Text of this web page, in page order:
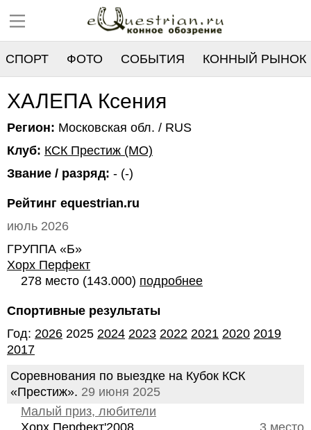
СПОРТ ФОТО СОБЫТИЯ КОННЫЙ РЫНОК
РЕЕСТР
ХАЛЕПА Ксения
Регион: Московская обл. / RUS
Клуб: КСК Престиж (МО)
Звание / разряд: - (-)
Рейтинг equestrian.ru
июль 2026
ГРУППА «Б»
Хорх Перфект
278 место (143.000) подробнее
Спортивные результаты
Год: 2026 2025 2024 2023 2022 2021 2020 2019
2017
Соревнования по выездке на Кубок КСК
«Престиж». 29 июня 2025
Малый приз, любители
3 место
Хорх Перфект'2008